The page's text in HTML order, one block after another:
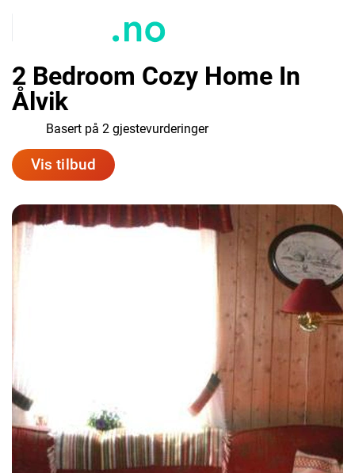
2 Bedroom Cozy Home In
Ålvik
Basert på 2 gjestevurderinger
Vis tilbud